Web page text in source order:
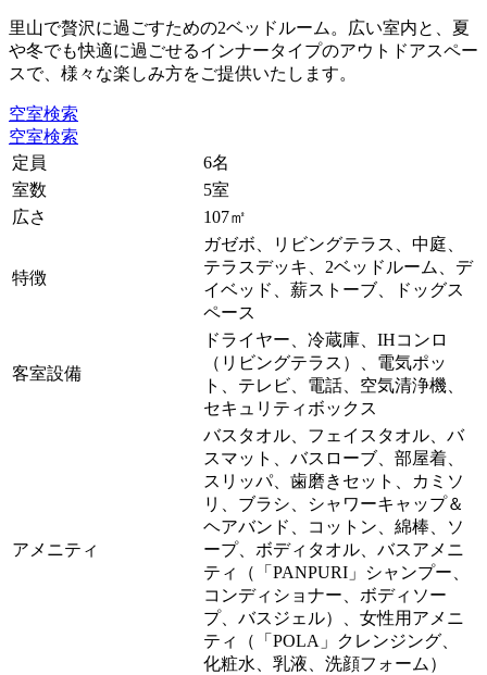
里山で贅沢に過ごすための2ベッドルーム。広い室内と、夏
や冬でも快適に過ごせるインナータイプのアウトドアスペー
スで、様々な楽しみ方をご提供いたします。
空室検索
空室検索
定員
6名
室数
5室
広さ
107㎡
特徴
ガゼボ、リビングテラス、中庭、
テラスデッキ、2ベッドルーム、デ
イベッド、薪ストーブ、ドッグス
ペース
客室設備
ドライヤー、冷蔵庫、IHコンロ
（リビングテラス）、電気ポッ
ト、テレビ、電話、空気清浄機、
セキュリティボックス
アメニティ
バスタオル、フェイスタオル、バ
スマット、バスローブ、部屋着、
スリッパ、歯磨きセット、カミソ
リ、ブラシ、シャワーキャップ＆
ヘアバンド、コットン、綿棒、ソ
ープ、ボディタオル、バスアメニ
ティ（「PANPURI」シャンプー、
コンディショナー、ボディソー
プ、バスジェル）、女性用アメニ
ティ（「POLA」クレンジング、
化粧水、乳液、洗顔フォーム）